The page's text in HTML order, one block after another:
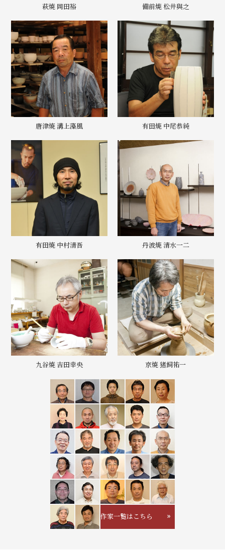
萩焼 岡田裕 備前焼 松井與之
唐津焼 溝上藻風 有田焼 中尾恭純
有田焼 中村清吾 丹波焼 清水一二
九谷焼 吉田幸央 京焼 猪飼祐一
作家一覧はこちら